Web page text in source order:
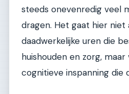
steeds onevenredig veel
dragen. Het gaat hier niet
daadwerkelijke uren die
huishouden en zorg,
cognitieve inspanning die